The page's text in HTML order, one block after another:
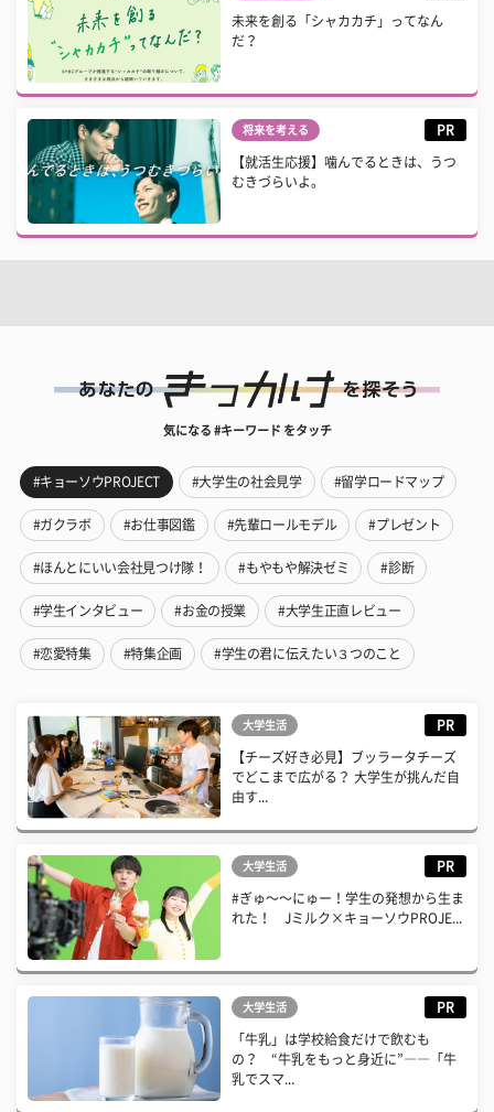
未来を創る「シャカカチ」ってなん
だ？
将来を考える PR
【就活生応援】噛んでるときは、うつ
むきづらいよ。
気になる #キーワード をタッチ
#キョーソウPROJECT #大学生の社会見学 #留学ロードマップ
#ガクラボ #お仕事図鑑 #先輩ロールモデル #プレゼント
#ほんとにいい会社見つけ隊！ #もやもや解決ゼミ #診断
#学生インタビュー #お金の授業 #大学生正直レビュー
#恋愛特集 #特集企画 #学生の君に伝えたい３つのこと
大学生活 PR
【チーズ好き必見】ブッラータチーズ
でどこまで広がる？ 大学生が挑んだ自
由す...
大学生活 PR
#ぎゅ〜〜にゅー！学生の発想から生ま
れた！ Jミルク×キョーソウPROJE...
大学生活 PR
「牛乳」は学校給食だけで飲むも
の？ “牛乳をもっと身近に”――「牛
乳でスマ...